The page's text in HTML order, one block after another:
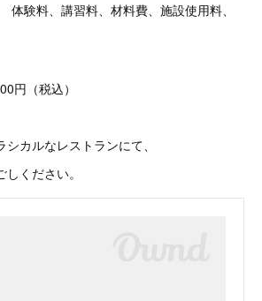
験料、講習料、材料費、施設使用料、
円（税込）
カルなレストランにて、
ください。